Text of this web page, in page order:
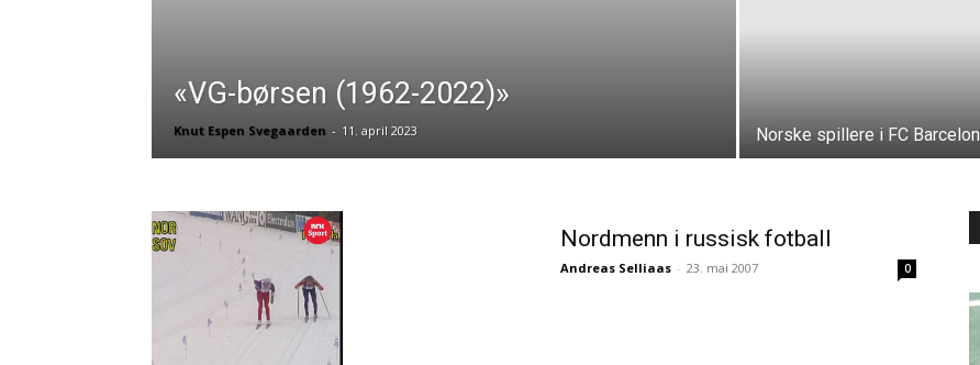
«VG-børsen (1962-2022)»
Knut Espen Svegaarden - 11. april 2023 Norske spillere i FC
Nordmenn i russisk fotball
Andreas Selliaas - 23. mai 2007 0